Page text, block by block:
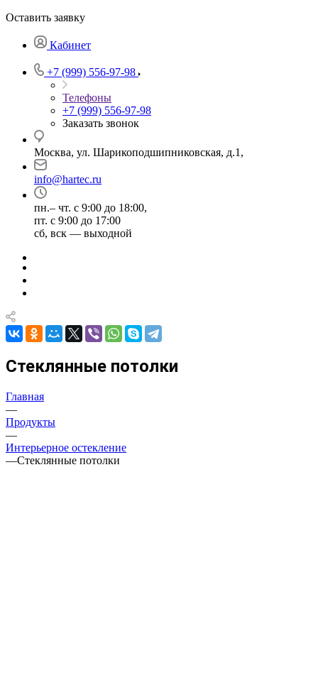
Оставить заявку
Кабинет
+7 (999) 556-97-98
Телефоны
+7 (999) 556-97-98
Заказать звонок
Москва, ул. Шарикоподшипниковская, д.1,
info@hartec.ru
пн.– чт. с 9:00 до 18:00,
пт. с 9:00 до 17:00
сб, вск — выходной
Стеклянные потолки
Главная
—
Продукты
—
Интерьерное остекление
—Стеклянные потолки